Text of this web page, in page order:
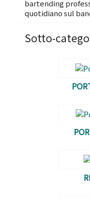
bartending
quotidiano sul
Sotto-